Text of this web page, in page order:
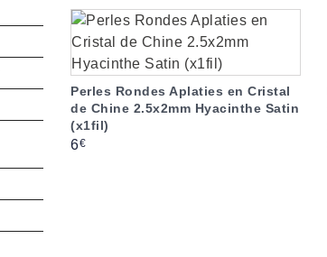
Perles Rondes Aplaties en Cristal
de Chine 2.5x2mm Hyacinthe Satin
(x1fil)
Prix
6€